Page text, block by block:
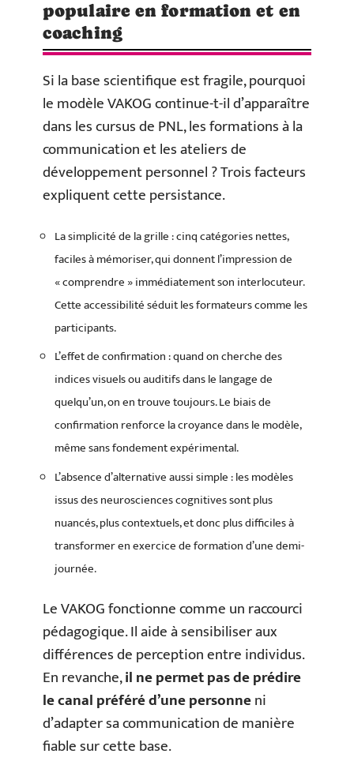
populaire en formation et en
coaching
Si la base scientifique est fragile, pourquoi
le modèle VAKOG continue-t-il d’apparaître
dans les cursus de PNL, les formations à la
communication et les ateliers de
développement personnel ? Trois facteurs
expliquent cette persistance.
La simplicité de la grille : cinq catégories nettes,
faciles à mémoriser, qui donnent l’impression de
« comprendre » immédiatement son interlocuteur.
Cette accessibilité séduit les formateurs comme les
participants.
L’effet de confirmation : quand on cherche des
indices visuels ou auditifs dans le langage de
quelqu’un, on en trouve toujours. Le biais de
confirmation renforce la croyance dans le modèle,
même sans fondement expérimental.
L’absence d’alternative aussi simple : les modèles
issus des neurosciences cognitives sont plus
nuancés, plus contextuels, et donc plus difficiles à
transformer en exercice de formation d’une demi-
journée.
Le VAKOG fonctionne comme un raccourci
pédagogique. Il aide à sensibiliser aux
différences de perception entre individus.
En revanche,il ne permet pas de prédire
le canal préféré d’une personneni
d’adapter sa communication de manière
fiable sur cette base.